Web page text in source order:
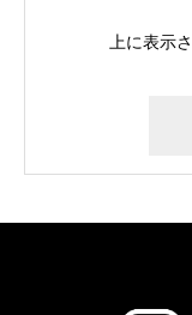
上に表示